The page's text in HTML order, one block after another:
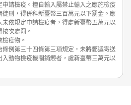
請檢疫。擅自輸入屬禁止輸入之應施檢疫
刑，得併科新臺幣三百萬元以下罰金。應
依規定申請檢疫者，得處新臺幣五萬元以
次處罰。
疫物。
條例第三十四條第三項規定，未將郵遞寄送
動物檢疫機關銷燬者，處新臺幣三萬元以